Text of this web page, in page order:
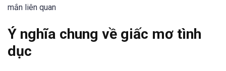
mắn liên quan
Ý nghĩa chung về giấc mơ tình
dục